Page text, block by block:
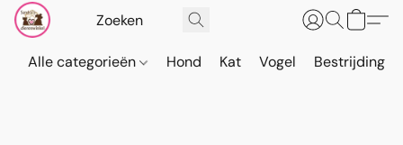
Alle categorieën Hond Kat Vogel Bestrijding